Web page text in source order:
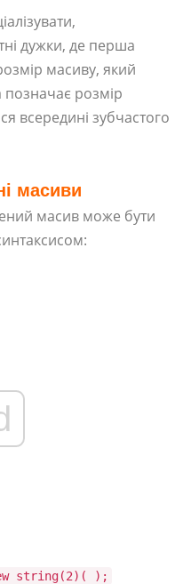
дужки, де перша
масиву, який
позначає розмір
всередині зубчастого
масиви
масив може бути
string(2)( );